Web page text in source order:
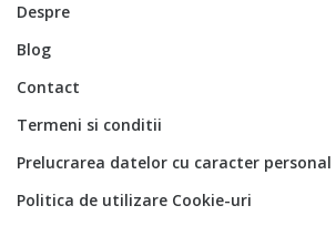
Despre
Blog
Contact
Termeni si conditii
Prelucrarea datelor cu caracter personal
Politica de utilizare Cookie-uri